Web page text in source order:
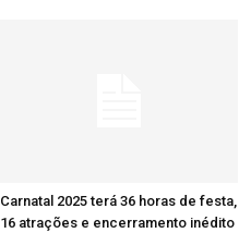
Carnatal 2025 terá 36 horas de festa,
16 atrações e encerramento inédito